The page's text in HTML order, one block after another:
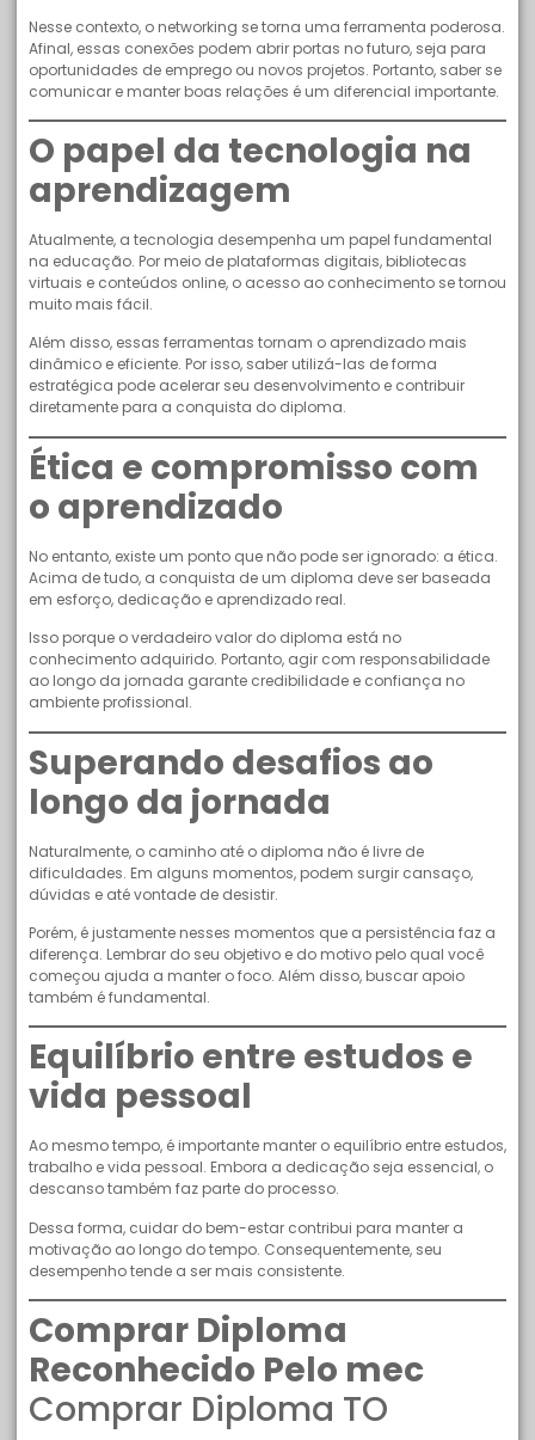
Nesse contexto, o networking se torna uma ferramenta poderosa.
Afinal, essas conexões podem abrir portas no futuro, seja para
oportunidades de emprego ou novos projetos. Portanto, saber se
comunicar e manter boas relações é um diferencial importante.
O papel da tecnologia na
aprendizagem
Atualmente, a tecnologia desempenha um papel fundamental
na educação. Por meio de plataformas digitais, bibliotecas
virtuais e conteúdos online, o acesso ao conhecimento se tornou
muito mais fácil.
Além disso, essas ferramentas tornam o aprendizado mais
dinâmico e eficiente. Por isso, saber utilizá-las de forma
estratégica pode acelerar seu desenvolvimento e contribuir
diretamente para a conquista do diploma.
Ética e compromisso com
o aprendizado
No entanto, existe um ponto que não pode ser ignorado: a ética.
Acima de tudo, a conquista de um diploma deve ser baseada
em esforço, dedicação e aprendizado real.
Isso porque o verdadeiro valor do diploma está no
conhecimento adquirido. Portanto, agir com responsabilidade
ao longo da jornada garante credibilidade e confiança no
ambiente profissional.
Superando desafios ao
longo da jornada
Naturalmente, o caminho até o diploma não é livre de
dificuldades. Em alguns momentos, podem surgir cansaço,
dúvidas e até vontade de desistir.
Porém, é justamente nesses momentos que a persistência faz a
diferença. Lembrar do seu objetivo e do motivo pelo qual você
começou ajuda a manter o foco. Além disso, buscar apoio
também é fundamental.
Equilíbrio entre estudos e
vida pessoal
Ao mesmo tempo, é importante manter o equilíbrio entre estudos,
trabalho e vida pessoal. Embora a dedicação seja essencial, o
descanso também faz parte do processo.
Dessa forma, cuidar do bem-estar contribui para manter a
motivação ao longo do tempo. Consequentemente, seu
desempenho tende a ser mais consistente.
Comprar Diploma
Reconhecido Pelo mec
Comprar Diploma TO